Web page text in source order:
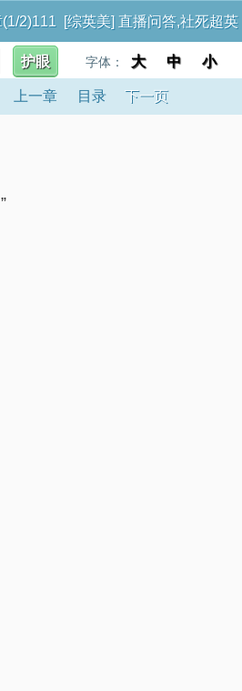
2)111 [综英美] 直播问答,社死超英
护眼 字体： 大 中 小
上一章 目录 下一页